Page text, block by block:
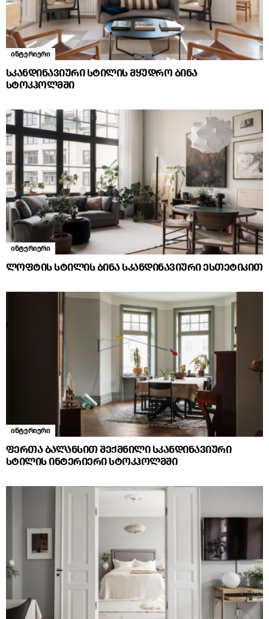
ინტერიერი
სკანდინავიური სტილის მყუდრო ბინა
სტოკჰოლმში
ინტერიერი
ლოფტის სტილის ბინა სკანდინავიური ესთეტიკით
ინტერიერი
ფერთა ბალანსით შექმნილი სკანდინავიური
სტილის ინტერიერი სტოკჰოლმში